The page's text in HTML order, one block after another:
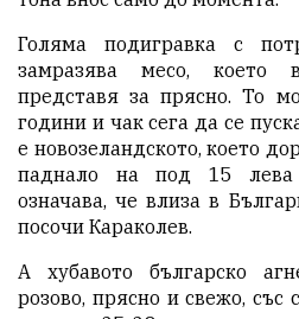
Голяма подигравка с
замразява месо, което
представя за прясно. То
години и чак сега да се
е новозеландското, което
паднало на под 15 лева
означава, че влиза в
посочи Караколев.
А хубавото българско
розово, прясно и свежо, със